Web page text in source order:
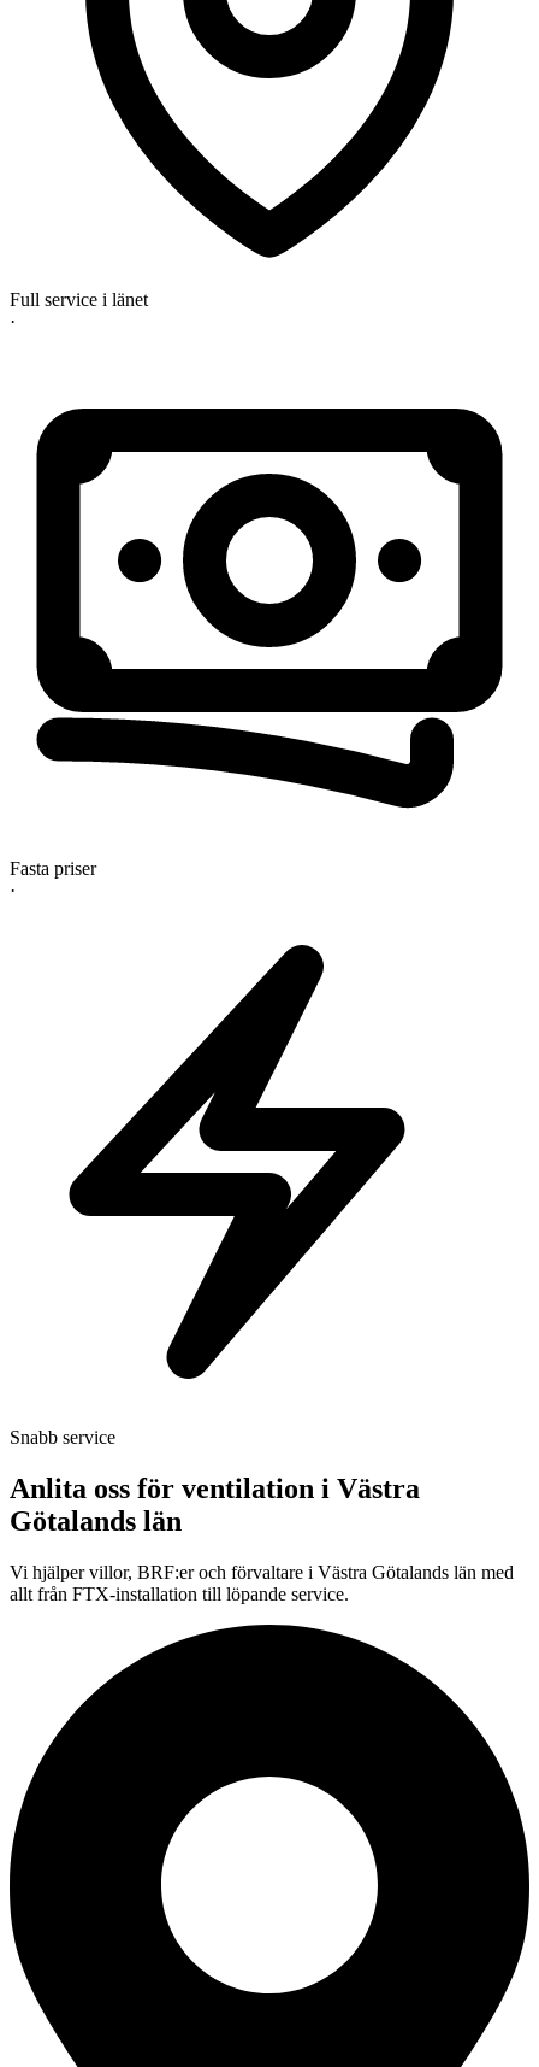
Full service i länet
·
Fasta priser
·
Snabb service
Anlita oss för ventilation i Västra
Götalands län
Vi hjälper villor, BRF:er och förvaltare i Västra Götalands län med
allt från FTX-installation till löpande service.